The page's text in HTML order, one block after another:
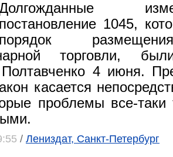
постановление 1045,
порядок
торговли,
Полтавченко 4 июня.
касается
проблемы все-таки
/ Лениздат, Санкт-Петербург